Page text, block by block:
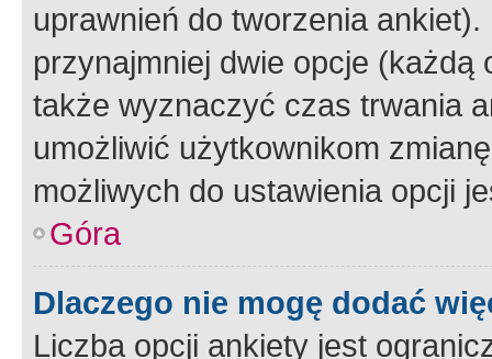
uprawnień do tworzenia
przynajmniej dwie opcje
także wyznaczyć czas trwania
umożliwić użytkownikom
możliwych do ustawienia opcji
Góra
Dlaczego nie mogę dodać
Liczba opcji ankiety jest